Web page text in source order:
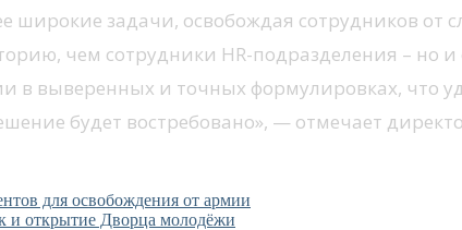
широкие задачи, освобождая сотрудников
чем сотрудники HR-подразделения – но и
выверенных и точных формулировках, что
будет востребовано», — отмечает
для освобождения от армии
и открытие Дворца молодёжи